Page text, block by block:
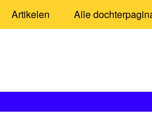
Artikelen Alle